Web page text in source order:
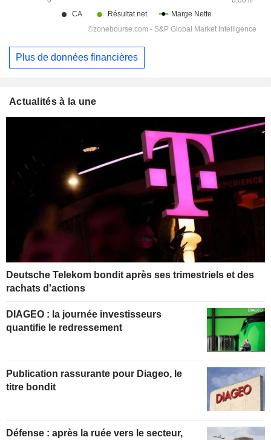
Plus de données financières
Actualités à la une
Deutsche Telekom bondit après ses trimestriels et des
rachats d'actions
DIAGEO : la journée investisseurs
quantifie le redressement
Publication rassurante pour Diageo, le
titre bondit
Défense : après la ruée vers le secteur,